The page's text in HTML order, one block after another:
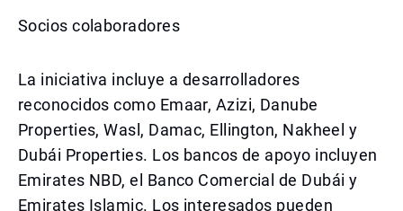
Socios colaboradores
La iniciativa incluye a desarrolladores
reconocidos como Emaar, Azizi, Danube
Properties, Wasl, Damac, Ellington, Nakheel y
Dubái Properties. Los bancos de apoyo incluyen
Emirates NBD, el Banco Comercial de Dubái y
Emirates Islamic. Los interesados pueden